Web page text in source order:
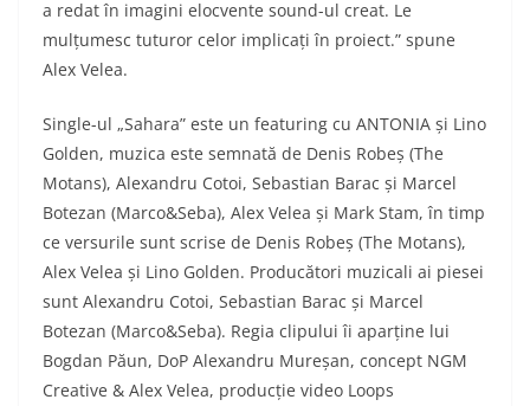
a redat în imagini elocvente sound-ul creat. Le
mulțumesc tuturor celor implicați în proiect.” spune
Alex Velea.
Single-ul „Sahara” este un featuring cu ANTONIA și Lino
Golden, muzica este semnată de Denis Robeș (The
Motans), Alexandru Cotoi, Sebastian Barac și Marcel
Botezan (Marco&Seba), Alex Velea și Mark Stam, în timp
ce versurile sunt scrise de Denis Robeș (The Motans),
Alex Velea și Lino Golden. Producători muzicali ai piesei
sunt Alexandru Cotoi, Sebastian Barac și Marcel
Botezan (Marco&Seba). Regia clipului îi aparține lui
Bogdan Păun, DoP Alexandru Mureșan, concept NGM
Creative & Alex Velea, producție video Loops